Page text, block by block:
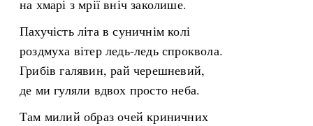
на хмарі з мрії вніч заколише.
Пахучість літа в суничнім колі
роздмуха вітер ледь-ледь спроквола.
Грибів галявин, рай черешневий,
де ми гуляли вдвох просто неба.
Там милий образ очей криничних